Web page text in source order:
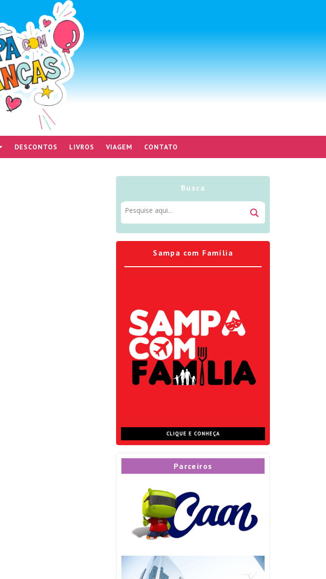
DESCONTOS LIVROS VIAGEM CONTATO
Busca
Sampa com Família
CLIQUE E CONHEÇA
Parceiros